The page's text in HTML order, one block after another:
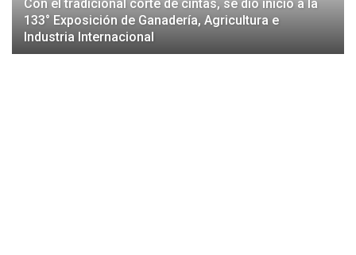
Con el tradicional corte de cintas, se dio inicio a la
133° Exposición de Ganadería, Agricultura e
Industria Internacional